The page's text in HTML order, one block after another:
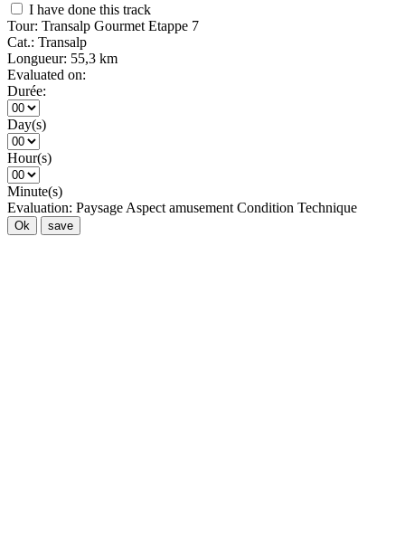
I have done this track
Tour: Transalp Gourmet Etappe 7
Cat.: Transalp
Longueur: 55,3 km
Evaluated on:
Durée:
Day(s)
Hour(s)
Minute(s)
Evaluation: Paysage Aspect amusement Condition Technique
Ok save